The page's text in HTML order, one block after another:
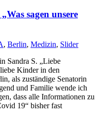
sagen unsere
, Berlin, Medizin, Slider
Sandra S. „Liebe
Kinder in den
als zuständige Senatorin
und Familie wende ich
dass alle Informationen zu
19“ bisher fast